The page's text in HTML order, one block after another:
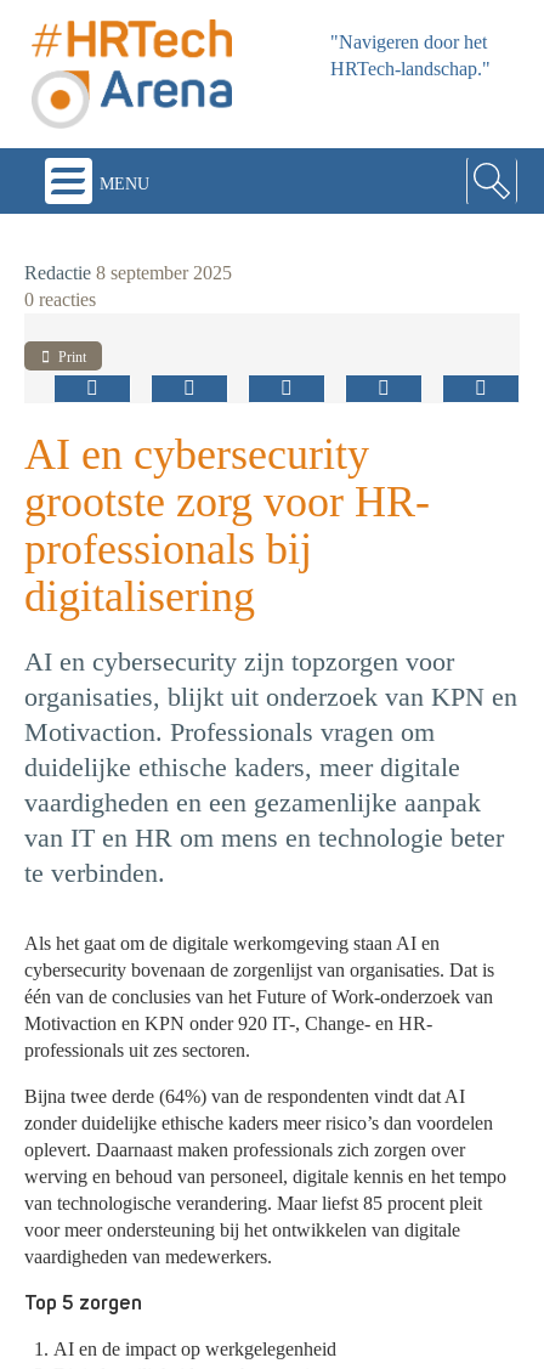
"Navigeren door het
HRTech-landschap."
menu
Redactie 8 september 2025
0 reacties
Print
AI en cybersecurity
grootste zorg voor HR-
professionals bij
digitalisering
AI en cybersecurity zijn topzorgen voor
organisaties, blijkt uit onderzoek van KPN en
Motivaction. Professionals vragen om
duidelijke ethische kaders, meer digitale
vaardigheden en een gezamenlijke aanpak
van IT en HR om mens en technologie beter
te verbinden.
Als het gaat om de digitale werkomgeving staan AI en
cybersecurity bovenaan de zorgenlijst van organisaties. Dat is
één van de conclusies van het Future of Work-onderzoek van
Motivaction en KPN onder 920 IT-, Change- en HR-
professionals uit zes sectoren.
Bijna twee derde (64%) van de respondenten vindt dat AI
zonder duidelijke ethische kaders meer risico’s dan voordelen
oplevert. Daarnaast maken professionals zich zorgen over
werving en behoud van personeel, digitale kennis en het tempo
van technologische verandering. Maar liefst 85 procent pleit
voor meer ondersteuning bij het ontwikkelen van digitale
vaardigheden van medewerkers.
Top 5 zorgen
AI en de impact op werkgelegenheid